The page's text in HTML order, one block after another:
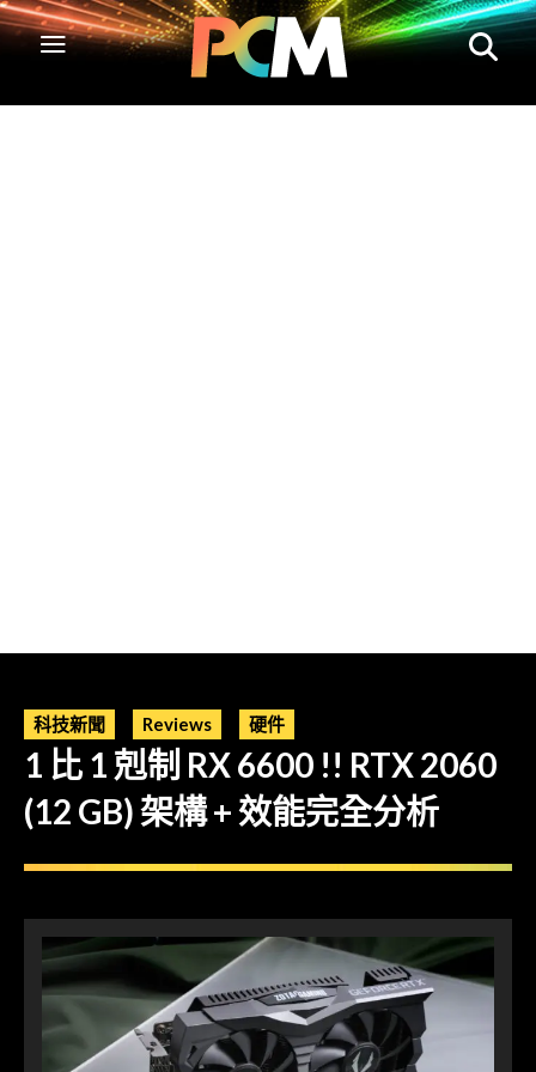
科技新聞 Reviews 硬件
1 比 1 剋制 RX 6600 !! RTX 2060
(12 GB) 架構 + 效能完全分析